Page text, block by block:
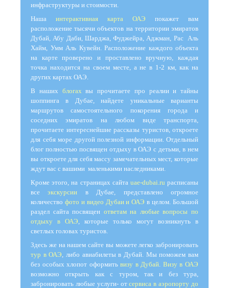
инфраструктуры и стоимости.
Наша интерактивная карта ОАЭ покажет вам
расположение тысячи объектов на территории эмиратов
Дубай, Абу Даби, Шарджа, Фуджейра, Аджман, Рас Аль
Хайм, Умм Аль Кувейн. Расположение каждого объекта
на карте проверено и проставлено вручную, каждая
точка находится на своем месте, а не в 1-2 км, как на
других картах ОАЭ.
В наших блогах вы прочитаете про реалии и тайны
шоппинга в Дубае, найдете уникальные варианты
маршрутов самостоятельного покорения города и
соседних эмиратов на любом виде транспорта,
прочитаете интереснейшие рассказы туристов, откроете
для себя море другой полезной информации. Отдельный
блог полностью посвящен отдыху в ОАЭ с детьми, в нем
вы откроете для себя массу замечательных мест, которые
ждут вас с вашими маленькими наследниками.
Кроме этого, на страницах сайта uae-dubai.ru расписаны
всеэкскурсии в Дубае, представлено огромное
количество фото и видео Дубаи и ОАЭ в целом. Большой
раздел сайта посвящен ответам на любые вопросы по
отдыху в ОАЭ , которые только могут возникнуть в
светлых головах туристов.
Здесь же на нашем сайте вы можете легко забронировать
тур в ОАЭ , либо авиабилеты в Дубай. Мы поможем вам
без особых хлопот оформитьвизу в Дубай Визу в ОАЭ
возможно открыть как с туром, так и без тура,
забронировать любые услуги- отсервиса в аэропорту до